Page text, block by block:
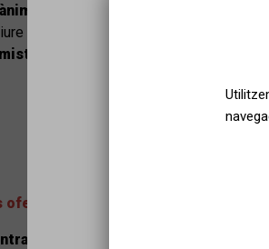
una experiència cultural ajuda a
ofereix Apropa Cultura?